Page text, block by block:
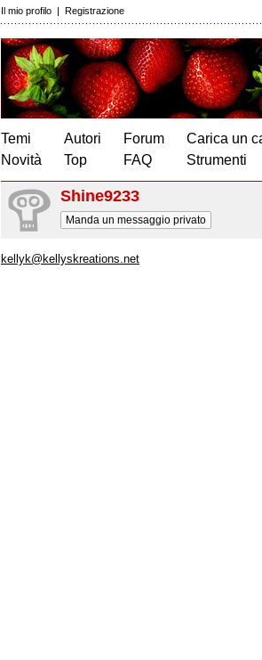
Il mio profilo | Registrazione
Temi
Novità
Autori
Top
Forum
FAQ
Carica un
Strumenti
Shine9233
Manda un messaggio privato
kellyk@kellyskreations.net